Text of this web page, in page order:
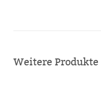
Weitere Produkte